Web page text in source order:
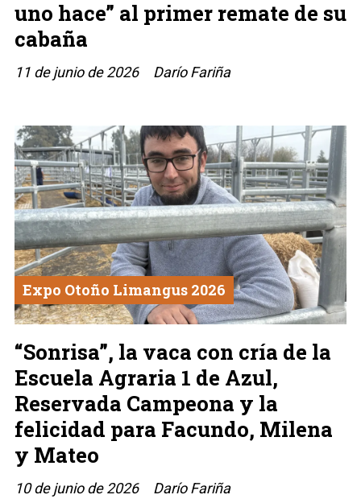
uno hace” al primer remate de su
cabaña
Darío Fariña
11 de junio de 2026
“Sonrisa”, la vaca con cría de la
Escuela Agraria 1 de Azul,
Reservada Campeona y la
felicidad para Facundo, Milena
y Mateo
Darío Fariña
Expo Otoño Limangus 2026
10 de junio de 2026